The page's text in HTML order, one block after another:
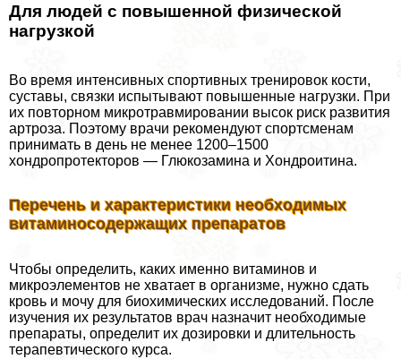
Для людей с повышенной физической
нагрузкой
Во время интенсивных спортивных тренировок кости,
суставы, связки испытывают повышенные нагрузки. При
их повторном микротравмировании высок риск развития
артроза. Поэтому врачи рекомендуют спортсменам
принимать в день не менее 1200–1500
хондропротекторов — Глюкозамина и Хондроитина.
Перечень и хаpaктеристики необходимых
витаминосодержащих препаратов
Чтобы определить, каких именно витаминов и
микроэлементов не хватает в организме, нужно сдать
кровь и мочу для биохимических исследований. После
изучения их результатов врач назначит необходимые
препараты, определит их дозировки и длительность
терапевтического курса.